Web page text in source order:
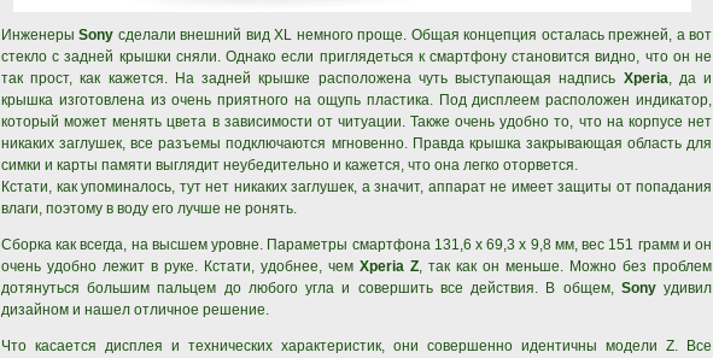
ИнженерыSony сделали внешний вид XL немного проще. Общая концепция осталась прежней, а вот
стекло с задней крышки сняли. Однако если приглядеться к смартфону становится видно, что он не
так прост, как кажется. На задней крышке расположена чуть выступающая надпись Xperia, да и
крышка изготовлена из очень приятного на ощупь пластика. Под дисплеем расположен индикатор,
который может менять цвета в зависимости от читуации. Также очень удобно то, что на корпусе нет
никаких заглушек, все разъемы подключаются мгновенно. Правда крышка закрывающая область для
симки и карты памяти выглядит неубедительно и кажется, что она легко оторвется.
Кстати, как упоминалось, тут нет никаких заглушек, а значит, аппарат не имеет защиты от попадания
влаги, поэтому в воду его лучше не ронять.
Сборка как всегда, на высшем уровне. Параметры смартфона 131,6 x 69,3 x 9,8 мм, вес 151 грамм и он
очень удобно лежит в руке. Кстати, удобнее, чем Xperia Z, так как он меньше. Можно без проблем
дотянуться большим пальцем до любого угла и совершить все действия. В общем, Sonyудивил
дизайном и нашел отличное решение.
Что касается дисплея и технических характеристик, они совершенно идентичны модели Z. Все